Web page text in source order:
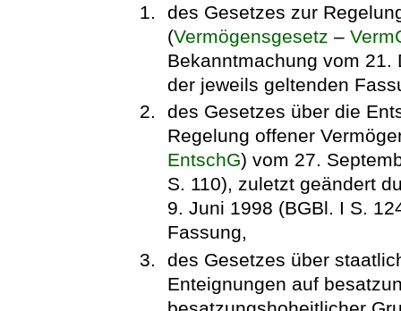
des Gesetzes zur
(Vermögensgesetz –
Bekanntmachung vom 21.
der jeweils geltenden
des Gesetzes über die
Regelung offener
EntschG) vom 27.
S. 110), zuletzt geändert
9. Juni 1998 (BGBl. I S.
Fassung,
des Gesetzes über
Enteignungen auf